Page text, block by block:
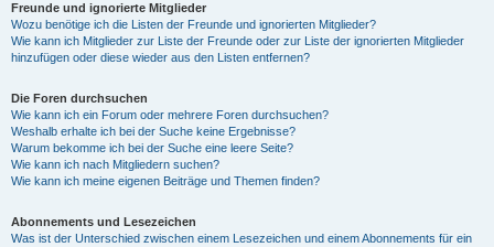
o
Freunde und ignorierte Mitglieder
Wozu benötige ich die Listen der Freunde und ignorierten Mitglieder?
Wie kann ich Mitglieder zur Liste der Freunde oder zur Liste der ignorierten Mitglieder
hinzufügen oder diese wieder aus den Listen entfernen?
Die Foren durchsuchen
Wie kann ich ein Forum oder mehrere Foren durchsuchen?
Weshalb erhalte ich bei der Suche keine Ergebnisse?
Warum bekomme ich bei der Suche eine leere Seite?
Wie kann ich nach Mitgliedern suchen?
Wie kann ich meine eigenen Beiträge und Themen finden?
Abonnements und Lesezeichen
Was ist der Unterschied zwischen einem Lesezeichen und einem Abonnements für ein